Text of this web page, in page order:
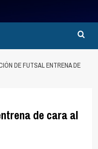
DE FUTSAL ENTRENA DE
de cara al